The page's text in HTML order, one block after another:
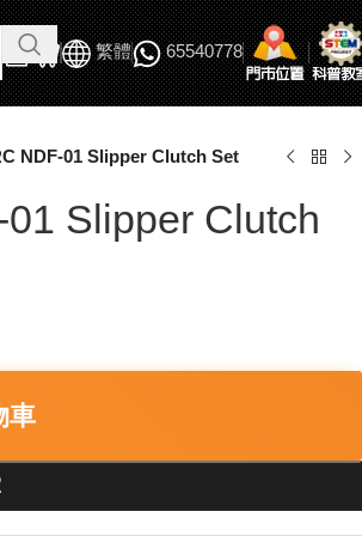
繁體 65540778
NDF-01 Slipper Clutch Set
Slipper Clutch
車